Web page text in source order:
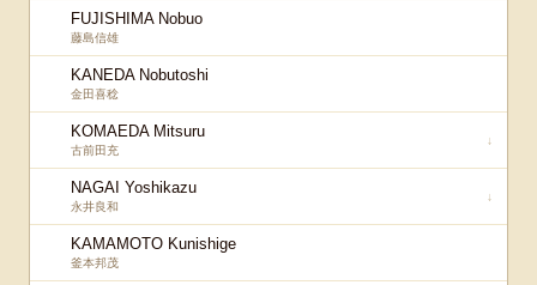
FUJISHIMA Nobuo
藤島信雄
KANEDA Nobutoshi
金田喜稔
KOMAEDA Mitsuru
古前田充
↓
NAGAI Yoshikazu
永井良和
↓
KAMAMOTO Kunishige
釜本邦茂